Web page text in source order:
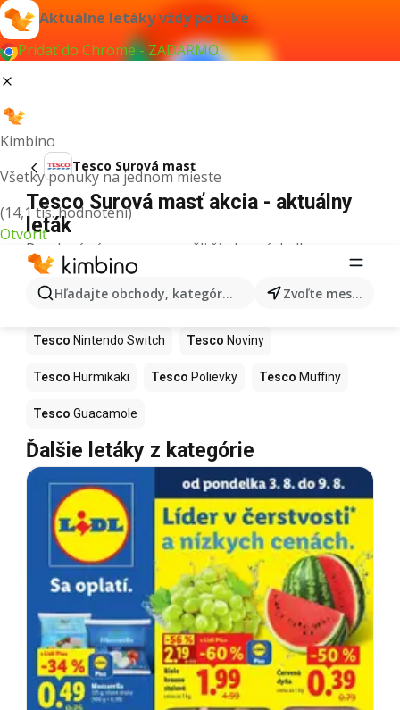
Aktuálne letáky vždy po ruke
Pridať do Chrome - ZADARMO
Kimbino
Všetky ponuky na jednom mieste
(14,1 tis. hodnotení)
Otvoriť
Hľadajte obchody, kategórie, produkty... Zvoľte mesto
Tesco Surová masť
Tesco Surová masť akcia - aktuálny
leták
Pre daný výraz sme nenašli žiadne výsledky.
Ďalšie produkty v obchodoch Tesco
Tesco Kapor Tesco Ashwagandha
Tesco Nintendo Switch Tesco Noviny
Tesco Hurmikaki Tesco Polievky Tesco Muffiny
Tesco Guacamole
Ďalšie letáky z kategórie